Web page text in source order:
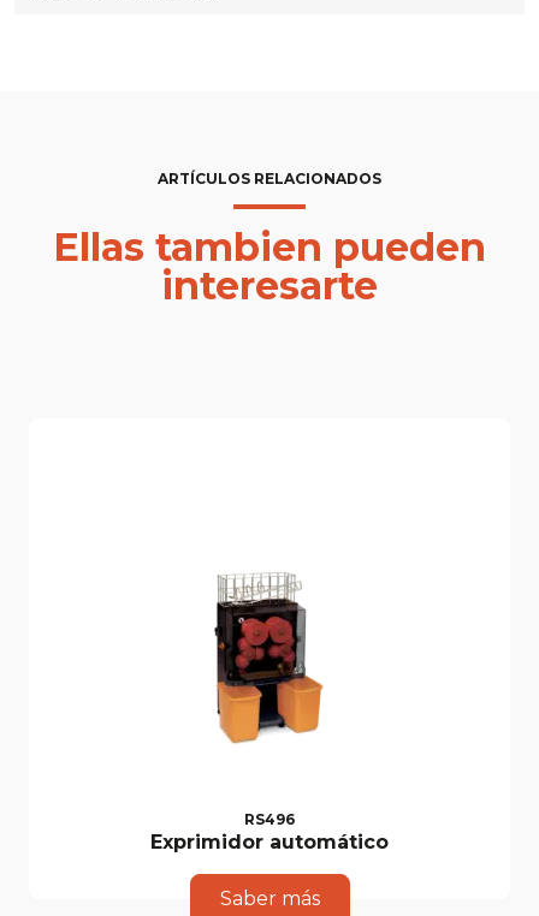
ARTÍCULOS RELACIONADOS
Ellas tambien pueden
interesarte
RS496
Exprimidor automático
Saber más